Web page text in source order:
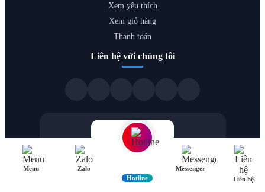
Xem yêu thích
Xem giỏ hàng
Thanh toán
Liên hệ với chúng tôi
Menu
Zalo
Hotline
Messenger
Liên hệ